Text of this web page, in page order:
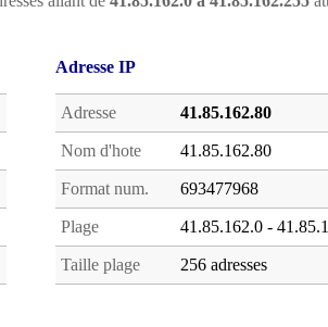
Adresse IP
Adresse 41.85.162.80
Nom d'hote 41.85.162.80
Format num. 693477968
Plage 41.85.162.0 -
Taille plage 256 adresses